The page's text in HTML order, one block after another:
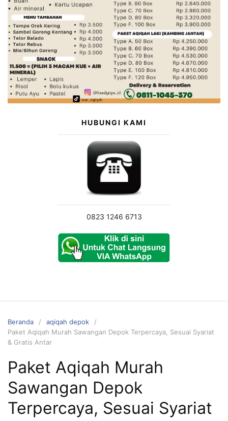
HUBUNGI KAMI
0823 1246 6713
Beranda
aqiqah depok
Paket Aqiqah Murah Sawangan Depok Terpercaya, Sesuai Syariat
& Gratis Antar
Paket Aqiqah Murah
Sawangan Depok
Terpercaya, Sesuai Syariat